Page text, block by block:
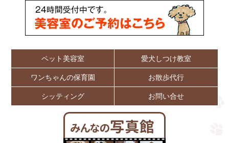
ペット美容室 愛犬しつけ教室
ワンちゃんの保育園 お散歩代行
シッティング お問い合せ